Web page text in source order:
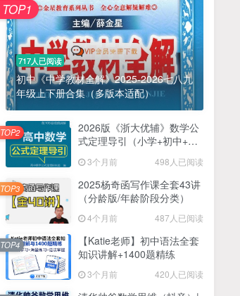
717人已阅读
初中《中学教材全解》2025-2026七八九
年级上下册合集（多版本适配）
TOP1
2026版《浙大优辅》数学公
式定理导引（小学+初中+高
3个月前 498人已阅读
TOP2
2025杨奇函写作课全套43讲
（分龄版/年龄阶段分类）
4个月前 487人已阅读
TOP3
【Katie老师】初中语法全套
知识讲解+1400题精练
3个月前 420人已阅读
TOP4